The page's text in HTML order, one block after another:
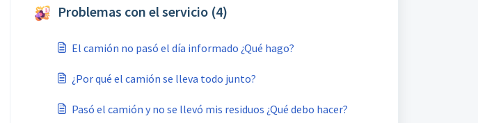
Problemas con el servicio (4)
El camión no pasó el día informado ¿Qué hago?
¿Por qué el camión se lleva todo junto?
Pasó el camión y no se llevó mis residuos ¿Qué debo hacer?